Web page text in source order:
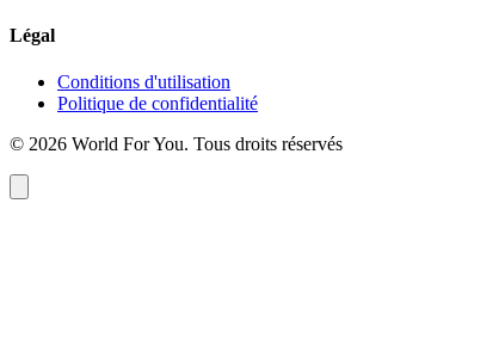
Légal
Conditions d'utilisation
Politique de confidentialité
© 2026 World For You. Tous droits réservés